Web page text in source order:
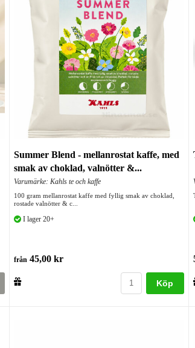
Summer Blend - mellanrostat kaffe, med
smak av choklad, valnötter &...
Varumärke: Kahls te och kaffe
100 gram mellanrostat kaffe med fyllig smak av choklad,
rostade valnötter & c...
I lager 20+
från 45,00 kr
Köp